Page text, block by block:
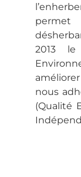
2013
nous
(Qualité